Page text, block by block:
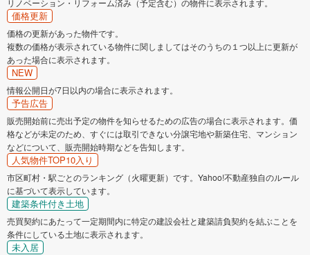
価格更新
価格の更新があった物件です。
複数の価格が表示されている物件に関しましてはそのうちの１つ以上に更新が
あった場合に表示されます。
NEW
情報公開日が7日以内の場合に表示されます。
予告広告
販売開始前に売出予定の物件を知らせるための広告の場合に表示されます。価
格などが未定のため、すぐには取引できない分譲宅地や新築住宅、マンション
などについて、販売開始時期などを告知します。
人気物件TOP10入り
市区町村・駅ごとのランキング（火曜更新）です。Yahoo!不動産独自のルール
に基づいて表示しています。
建築条件付き土地
売買契約にあたって一定期間内に特定の建設会社と建築請負契約を結ぶことを
条件にしている土地に表示されます。
未入居